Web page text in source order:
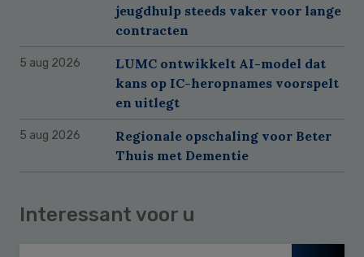
jeugdhulp steeds vaker voor lange
contracten
5 aug 2026
LUMC ontwikkelt AI-model dat
kans op IC-heropnames voorspelt
en uitlegt
5 aug 2026
Regionale opschaling voor Beter
Thuis met Dementie
Interessant voor u